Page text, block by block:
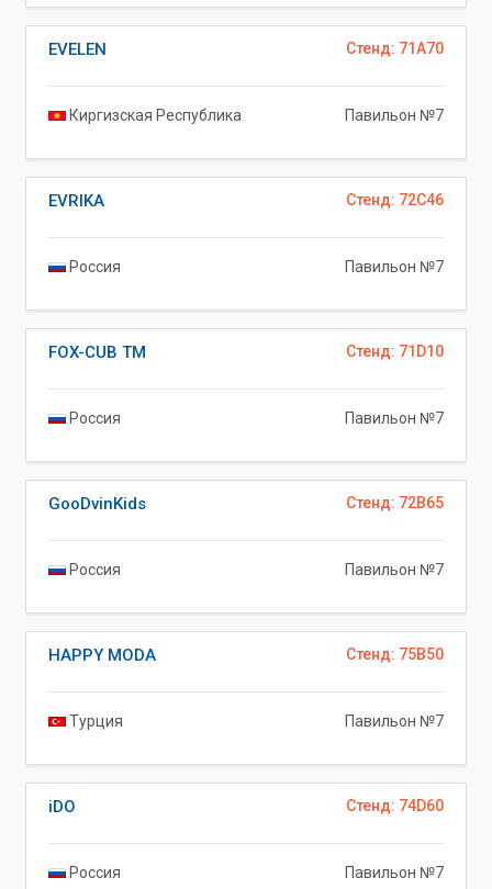
Стенд: 71A70
EVELEN
Киргизская Республика Павильон №7
Стенд: 72C46
EVRIKA
Россия Павильон №7
Стенд: 71D10
FOX-CUB TM
Россия Павильон №7
Стенд: 72B65
GooDvinKids
Россия Павильон №7
Стенд: 75B50
HAPPY MODA
Турция Павильон №7
Стенд: 74D60
iDO
Россия Павильон №7